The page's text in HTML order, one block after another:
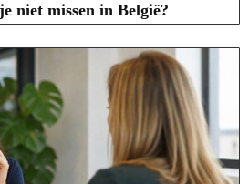
niet missen in België?